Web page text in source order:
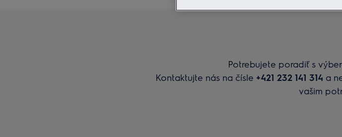
Potrebujete poradiť s
Kontaktujte nás na čísle +421 232 141 314 a
vašim